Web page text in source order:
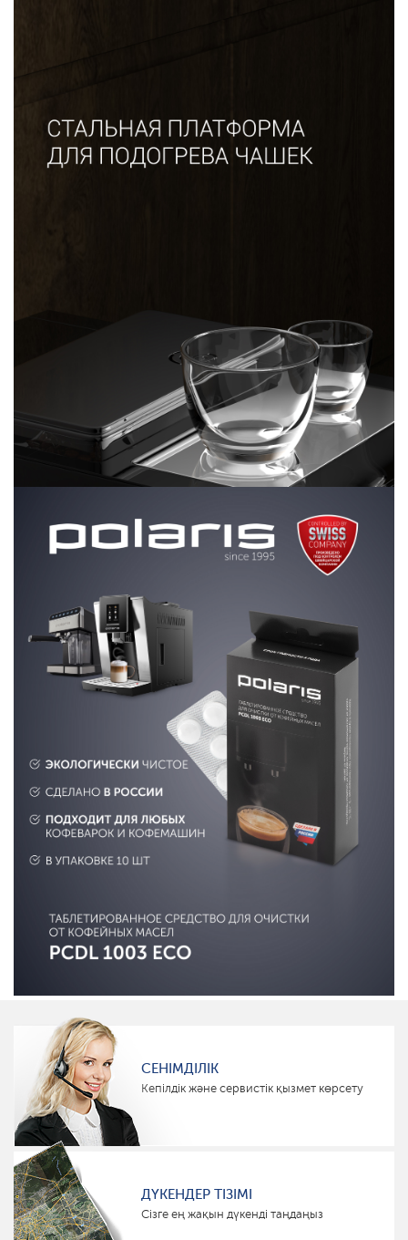
СЕНІМДІЛІК
Кепілдік және сервистік қызмет көрсету
ДҮКЕНДЕР ТІЗІМІ
Сізге ең жақын дүкенді таңдаңыз